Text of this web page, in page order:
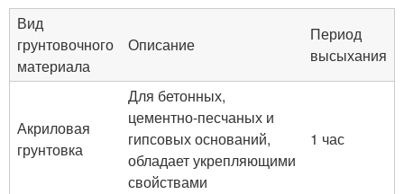
Вид
грунтовочного
материала
Описание
Период
высыхания
Акриловая
грунтовка
Для бетонных,
цементно-песчаных и
гипсовых оснований,
обладает укрепляющими
свойствами
1 час